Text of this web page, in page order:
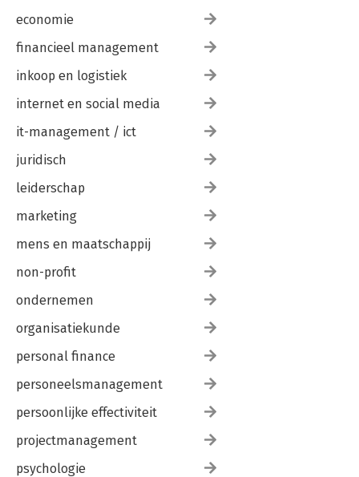
economie
financieel management
inkoop en logistiek
internet en social media
it-management / ict
juridisch
leiderschap
marketing
mens en maatschappij
non-profit
ondernemen
organisatiekunde
personal finance
personeelsmanagement
persoonlijke effectiviteit
projectmanagement
psychologie